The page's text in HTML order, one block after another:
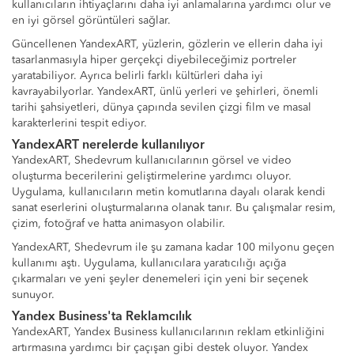
kullanıcıların ihtiyaçlarını daha iyi anlamalarına yardımcı olur ve
en iyi görsel görüntüleri sağlar.
Güncellenen YandexART, yüzlerin, gözlerin ve ellerin daha iyi
tasarlanmasıyla hiper gerçekçi diyebileceğimiz portreler
yaratabiliyor. Ayrıca belirli farklı kültürleri daha iyi
kavrayabilyorlar. YandexART, ünlü yerleri ve şehirleri, önemli
tarihi şahsiyetleri, dünya çapında sevilen çizgi film ve masal
karakterlerini tespit ediyor.
YandexART nerelerde kullanılıyor
YandexART, Shedevrum kullanıcılarının görsel ve video
oluşturma becerilerini geliştirmelerine yardımcı oluyor.
Uygulama, kullanıcıların metin komutlarına dayalı olarak kendi
sanat eserlerini oluşturmalarına olanak tanır. Bu çalışmalar resim,
çizim, fotoğraf ve hatta animasyon olabilir.
YandexART, Shedevrum ile şu zamana kadar 100 milyonu geçen
kullanımı aştı. Uygulama, kullanıcılara yaratıcılığı açığa
çıkarmaları ve yeni şeyler denemeleri için yeni bir seçenek
sunuyor.
Yandex Business'ta Reklamcılık
YandexART, Yandex Business kullanıcılarının reklam etkinliğini
artırmasına yardımcı bir çaçışan gibi destek oluyor. Yandex